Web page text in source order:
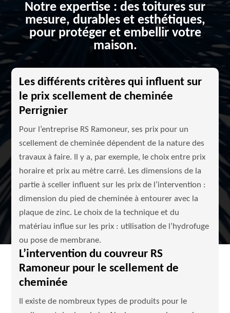
Notre expertise : des toitures sur
mesure, durables et esthétiques,
pour protéger et embellir votre
maison.
Les différents critères qui influent sur
le prix scellement de cheminée
Perrignier
Pour l’entreprise RS Ramoneur, ses prix pour un
scellement de cheminée dépendent de la nature des
travaux à faire. Il y a, par exemple, le choix entre prix
horaire et prix au mètre carré. Les dimensions de la
partie à sceller influent sur les prix de l’intervention :
dimension du pied de cheminée à entourer avec la
plaque de zinc. Le choix de la technique et du
matériau influe sur les prix : utilisation de l’hydrofuge
ou pose de membrane.
L’intervention du couvreur RS
Ramoneur pour le scellement de
cheminée
Il existe de nombreux types de produits pour le